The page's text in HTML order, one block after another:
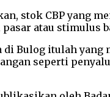
stok CBP yang
atau stimulus
di Bulog itulah
seperti